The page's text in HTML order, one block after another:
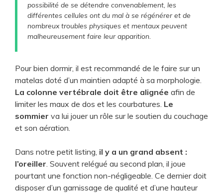
i
e
o
possibilité de se détendre convenablement, les
différentes cellules ont du mal à se régénérer et de
nombreux troubles physiques et mentaux peuvent
malheureusement faire leur apparition.
Pour bien dormir, il est recommandé de le faire sur un
matelas doté d’un maintien adapté à sa morphologie.
La colonne vertébrale doit être alignée afin de
limiter les maux de dos et les courbatures. Le
sommier va lui jouer un rôle sur le soutien du couchage
et son aération.
Dans notre petit listing, il y a un grand absent :
l’oreiller. Souvent relégué au second plan, il joue
pourtant une fonction non-négligeable. Ce dernier doit
disposer d’un garnissage de qualité et d’une hauteur